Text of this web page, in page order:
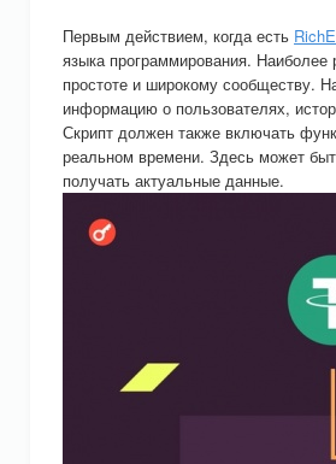
Первым действием, когда есть
языка программирования.
простоте и широкому сообществу.
информацию о пользователях,
Скрипт должен также включать
реальном времени. Здесь может
получать актуальные данные.